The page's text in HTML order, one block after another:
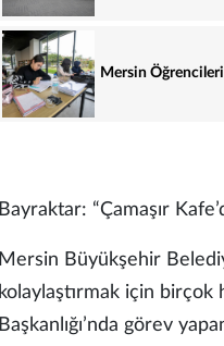
Mersin
Bayraktar: “Çamaşır
Mersin Büyükşehir
kolaylaştırmak için
Başkanlığı’nda görev